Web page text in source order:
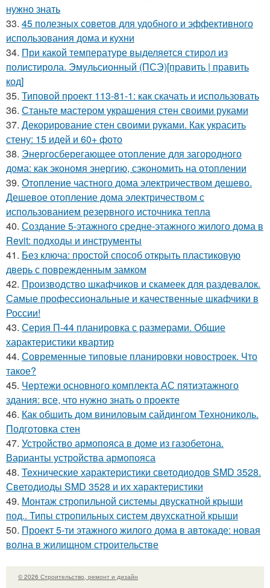
нужно знать
33. 45 полезных советов для удобного и эффективного
использования дома и кухни
34. При какой температуре выделяется стирол из
полистирола. Эмульсионный (ПСЭ)[править | править
код]
35. Типовой проект 113-81-1: как скачать и использовать
36. Станьте мастером украшения стен своими руками
37. Декорирование стен своими руками. Как украсить
стену: 15 идей и 60+ фото
38. Энергосберегающее отопление для загородного
дома: как экономя энергию, сэкономить на отоплении
39. Отопление частного дома электричеством дешево.
Дешевое отопление дома электричеством с
использованием резервного источника тепла
40. Создание 5-этажного средне-этажного жилого дома в
Revit: подходы и инструменты
41. Без ключа: простой способ открыть пластиковую
дверь с поврежденным замком
42. Производство шкафчиков и скамеек для раздевалок.
Самые профессиональные и качественные шкафчики в
России!
43. Серия П-44 планировка с размерами. Общие
характеристики квартир
44. Современные типовые планировки новостроек. Что
такое?
45. Чертежи основного комплекта АС пятиэтажного
здания: все, что нужно знать о проекте
46. Как обшить дом виниловым сайдингом Технониколь.
Подготовка стен
47. Устройство армопояса в доме из газобетона.
Варианты устройства армопояса
48. Технические характеристики светодиодов SMD 3528.
Светодиоды SMD 3528 и их характеристики
49. Монтаж стропильной системы двускатной крыши
под.. Типы стропильных систем двухскатной крыши
50. Проект 5-ти этажного жилого дома в автокаде: новая
волна в жилищном строительстве
© 2026 Строительство, ремонт и дизайн